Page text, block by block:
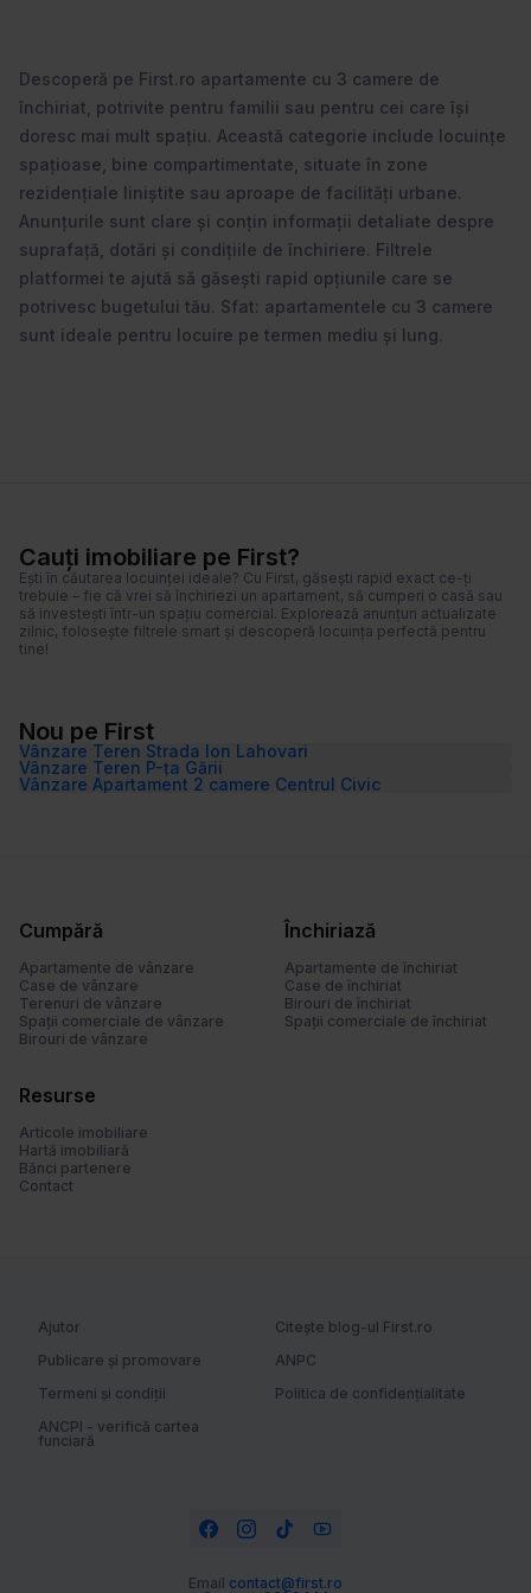
Descoperă pe First.ro apartamente cu 3 camere de
închiriat, potrivite pentru familii sau pentru cei care își
doresc mai mult spațiu. Această categorie include locuințe
spațioase, bine compartimentate, situate în zone
rezidențiale liniștite sau aproape de facilități urbane.
Anunțurile sunt clare și conțin informații detaliate despre
suprafață, dotări și condițiile de închiriere. Filtrele
platformei te ajută să găsești rapid opțiunile care se
potrivesc bugetului tău. Sfat: apartamentele cu 3 camere
sunt ideale pentru locuire pe termen mediu și lung.
Cauți imobiliare pe First?
Ești în căutarea locuinței ideale? Cu First, găsești rapid exact ce-ți
trebuie – fie că vrei să închiriezi un apartament, să cumperi o casă sau
să investești într-un spațiu comercial. Explorează anunțuri actualizate
zilnic, folosește filtrele smart și descoperă locuința perfectă pentru
tine!
Nou pe First
Vânzare Teren Strada Ion Lahovari
Vânzare Teren P-ța Gării
Vânzare Apartament 2 camere Centrul Civic
Cumpără
Apartamente de vânzare
Case de vânzare
Terenuri de vânzare
Spații comerciale de vânzare
Birouri de vânzare
Închiriază
Apartamente de închiriat
Case de închiriat
Birouri de închiriat
Spații comerciale de închiriat
Resurse
Articole imobiliare
Hartă imobiliară
Bănci partenere
Contact
Ajutor
Citește blog-ul First.ro
Publicare și promovare
ANPC
Termeni și condiții
Politica de confidențialitate
ANCPI - verifică cartea
funciară
Email contact@first.ro